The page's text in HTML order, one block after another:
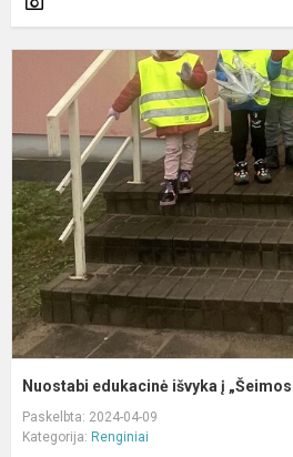
Nuostabi edukacinė išvyka į
Paskelbta: 2024-04-09
Kategorija: Renginiai